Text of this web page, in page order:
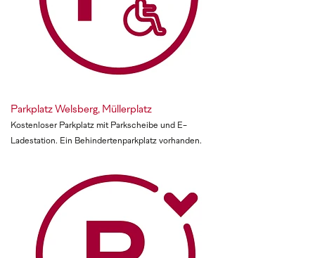
Parkplatz Welsberg, Müllerplatz
Kostenloser Parkplatz mit Parkscheibe und E-
Ladestation. Ein Behindertenparkplatz vorhanden.